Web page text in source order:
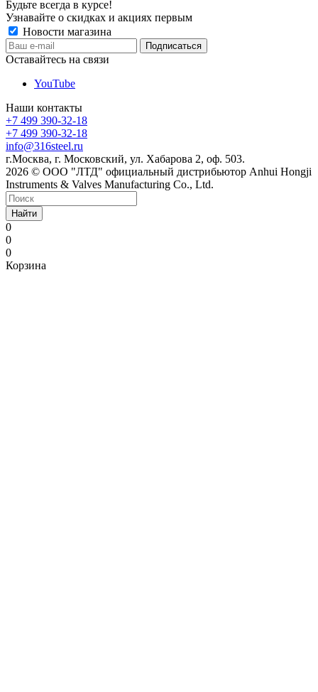
Будьте всегда в курсе!
Узнавайте о скидках и акциях первым
Новости магазина
Оставайтесь на связи
YouTube
Наши контакты
+7 499 390-32-18
+7 499 390-32-18
info@316steel.ru
г.Москва, г. Московский, ул. Хабарова 2, оф. 503.
2026 © ООО "ЛТД" официальный дистрибьютор Anhui Hongji
Instruments & Valves Manufacturing Co., Ltd.
Найти
0
0
0
Корзина